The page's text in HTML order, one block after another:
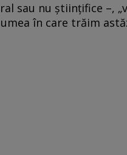
sau nu științifice –,
în care trăim